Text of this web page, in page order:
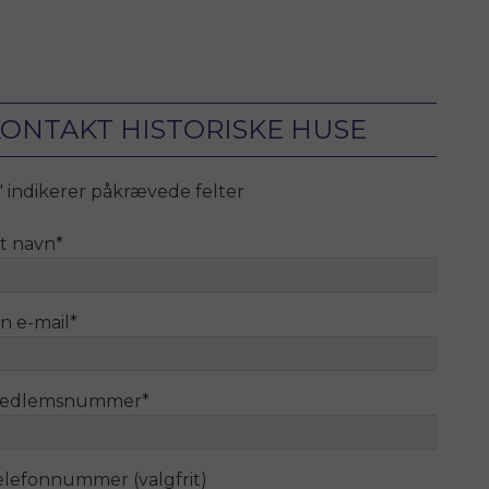
HISTORISKE HUSE
indikerer påkrævede felter
navn*
e-mail *
*
(valgfrit)